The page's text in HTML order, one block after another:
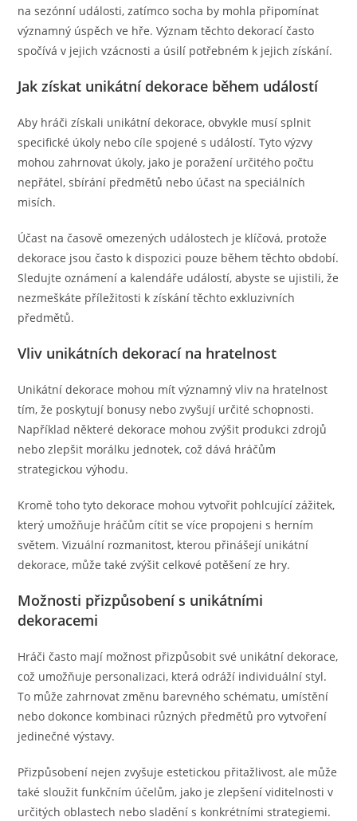
na sezónní události, zatímco socha by mohla připomínat
významný úspěch ve hře. Význam těchto dekorací často
spočívá v jejich vzácnosti a úsilí potřebném k jejich získání.
Jak získat unikátní dekorace během událostí
Aby hráči získali unikátní dekorace, obvykle musí splnit
specifické úkoly nebo cíle spojené s událostí. Tyto výzvy
mohou zahrnovat úkoly, jako je poražení určitého počtu
nepřátel, sbírání předmětů nebo účast na speciálních
misích.
Účast na časově omezených událostech je klíčová, protože
dekorace jsou často k dispozici pouze během těchto období.
Sledujte oznámení a kalendáře událostí, abyste se ujistili, že
nezmeškáte příležitosti k získání těchto exkluzivních
předmětů.
Vliv unikátních dekorací na hratelnost
Unikátní dekorace mohou mít významný vliv na hratelnost
tím, že poskytují bonusy nebo zvyšují určité schopnosti.
Například některé dekorace mohou zvýšit produkci zdrojů
nebo zlepšit morálku jednotek, což dává hráčům
strategickou výhodu.
Kromě toho tyto dekorace mohou vytvořit pohlcující zážitek,
který umožňuje hráčům cítit se více propojeni s herním
světem. Vizuální rozmanitost, kterou přinášejí unikátní
dekorace, může také zvýšit celkové potěšení ze hry.
Možnosti přizpůsobení s unikátními
dekoracemi
Hráči často mají možnost přizpůsobit své unikátní dekorace,
což umožňuje personalizaci, která odráží individuální styl.
To může zahrnovat změnu barevného schématu, umístění
nebo dokonce kombinaci různých předmětů pro vytvoření
jedinečné výstavy.
Přizpůsobení nejen zvyšuje estetickou přitažlivost, ale může
také sloužit funkčním účelům, jako je zlepšení viditelnosti v
určitých oblastech nebo sladění s konkrétními strategiemi.